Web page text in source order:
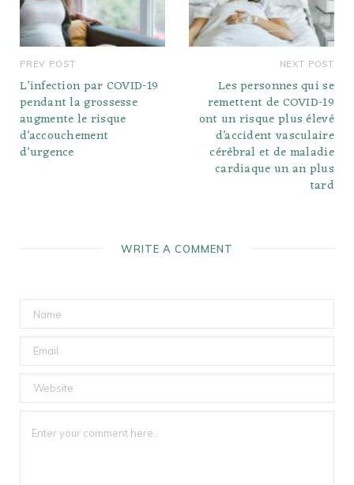
PREV POST
L’infection par COVID-19
pendant la grossesse
augmente le risque
d’accouchement
d’urgence
NEXT POST
Les personnes qui se
remettent de COVID-19
ont un risque plus élevé
d’accident vasculaire
cérébral et de maladie
cardiaque un an plus
tard
WRITE A COMMENT